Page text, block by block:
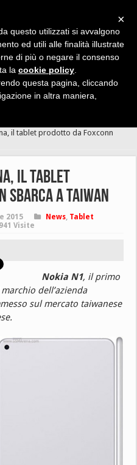
recensioni, guide, app, giochi ...
il tablet prodotto da Foxconn
il tablet
sbarca a Taiwan
2015 News, Tablet
Visite
Nokia N1, il primo
dell’azienda
sul mercato taiwanese
×
questo utilizzati si avvalgono
ed utili alle finalità illustrate
di più o negare il consenso
la cookie policy
questa pagina, cliccando
in altra maniera,